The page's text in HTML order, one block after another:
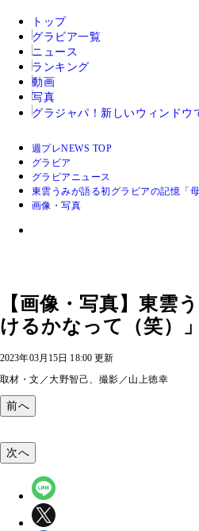
トップ
グラビア一覧
ニュース
ランキング
動画
写真
グラジャパ！ 新しいウィンドウ
週プレNEWS TOP
グラビア
グラビアニュース
東雲うみが語る初グラビアの記憶「
画像・写真
【画像・写真】東雲
けるかなって（笑）
2023年03月15日 18:00 更新
取材・文／大野智己、撮影／山上徳幸
前へ
次へ